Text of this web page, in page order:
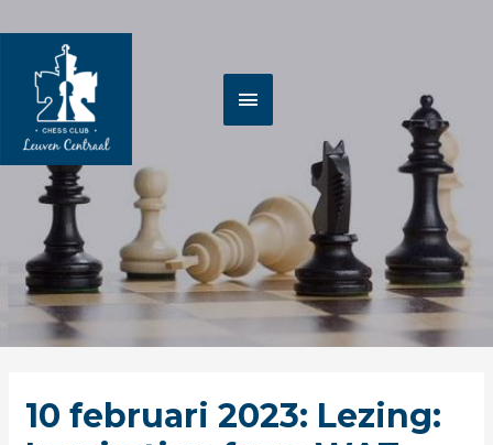
naar
inhoud
10 februari 2023: Lezing: